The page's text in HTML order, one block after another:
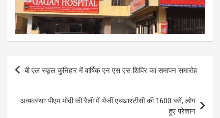
Post
navigation
बी एल स्कूल कुनिहार में वार्षिक एन एस एस शिविर का समापन समारोह
अव्यवस्था: पीएम मोदी की रैली में भेजीं एचआरटीसी की 1600 बसें, लोग
हुए परेशान